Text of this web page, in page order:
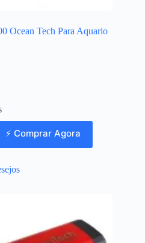
Ocean Tech Para Aquario
⚡ Comprar Agora